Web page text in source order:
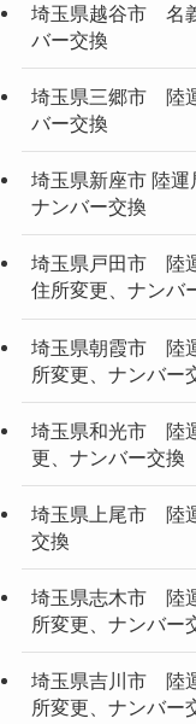
埼玉県越谷市 名
バー交換
埼玉県三郷市 陸
バー交換
埼玉県新座市 陸運
ナンバー交換
埼玉県戸田市 陸
住所変更、ナンバ
埼玉県朝霞市 陸
所変更、ナンバー
埼玉県和光市 陸
更、ナンバー交換
埼玉県上尾市 陸
交換
埼玉県志木市 陸
所変更、ナンバー
埼玉県吉川市 陸
所変更、ナンバー